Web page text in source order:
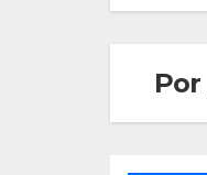
Por